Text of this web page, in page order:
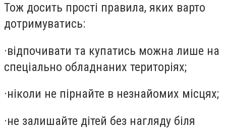
Тож досить прості правила, яких варто
дотримуватись:
·відпочивати та купатись можна лише на
спеціально обладнаних територіях;
·ніколи не пірнайте в незнайомих місцях;
·не залишайте дітей без нагляду біля